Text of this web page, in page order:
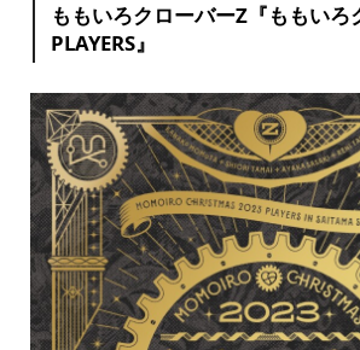
ももいろクローバーZ『ももい
PLAYERS』